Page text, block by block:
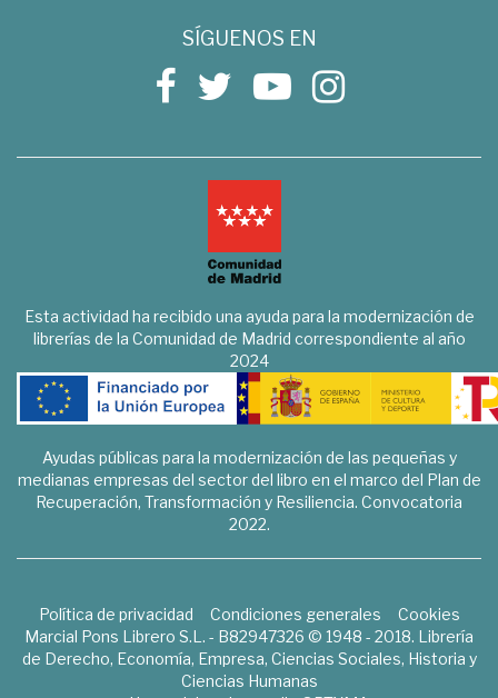
SÍGUENOS EN
Esta actividad ha recibido una ayuda para la modernización de
librerías de la Comunidad de Madrid correspondiente al año
2024
Ayudas públicas para la modernización de las pequeñas y
medianas empresas del sector del libro en el marco del Plan de
Recuperación, Transformación y Resiliencia. Convocatoria
2022.
Política de privacidad Condiciones generales
Cookies
Marcial Pons Librero S.L. - B82947326 © 1948 - 2018. Librería
de Derecho, Economía, Empresa, Ciencias Sociales, Historia y
Ciencias Humanas